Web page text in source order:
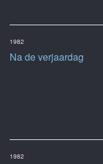
Na de verjaardag
1982
1982